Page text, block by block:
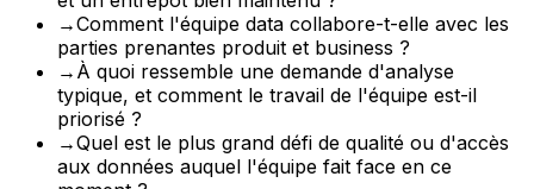
→Comment l'équipe data collabore-t-elle avec les
parties prenantes produit et business ?
→ À quoi ressemble une demande d'analyse
typique, et comment le travail de l'équipe est-il
priorisé ?
→Quel est le plus grand défi de qualité ou d'accès
aux données auquel l'équipe fait face en ce